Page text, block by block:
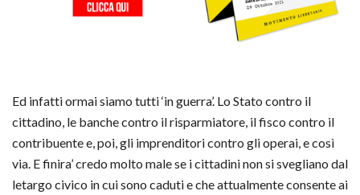
Ed infatti ormai siamo tutti ‘in guerra’. Lo Stato contro il
cittadino, le banche contro il risparmiatore, il fisco contro il
contribuente e, poi, gli imprenditori contro gli operai, e così
via. E finira’ credo molto male se i cittadini non si svegliano dal
letargo civico in cui sono caduti e che attualmente consente ai